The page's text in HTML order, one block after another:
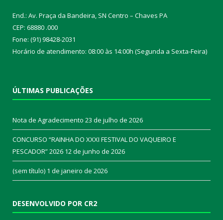
End.: Av. Praça da Bandeira, SN Centro – Chaves PA
CEP: 68880 .000
Fone: (91) 98428-2031
Horário de atendimento: 08:00 às 14:00h (Segunda a Sexta-Feira)
ÚLTIMAS PUBLICAÇÕES
Nota de Agradecimento 23 de julho de 2026
CONCURSO “RAINHA DO XXXI FESTIVAL DO VAQUEIRO E
PESCADOR” 2026 12 de junho de 2026
(sem título) 1 de janeiro de 2026
DESENVOLVIDO POR CR2